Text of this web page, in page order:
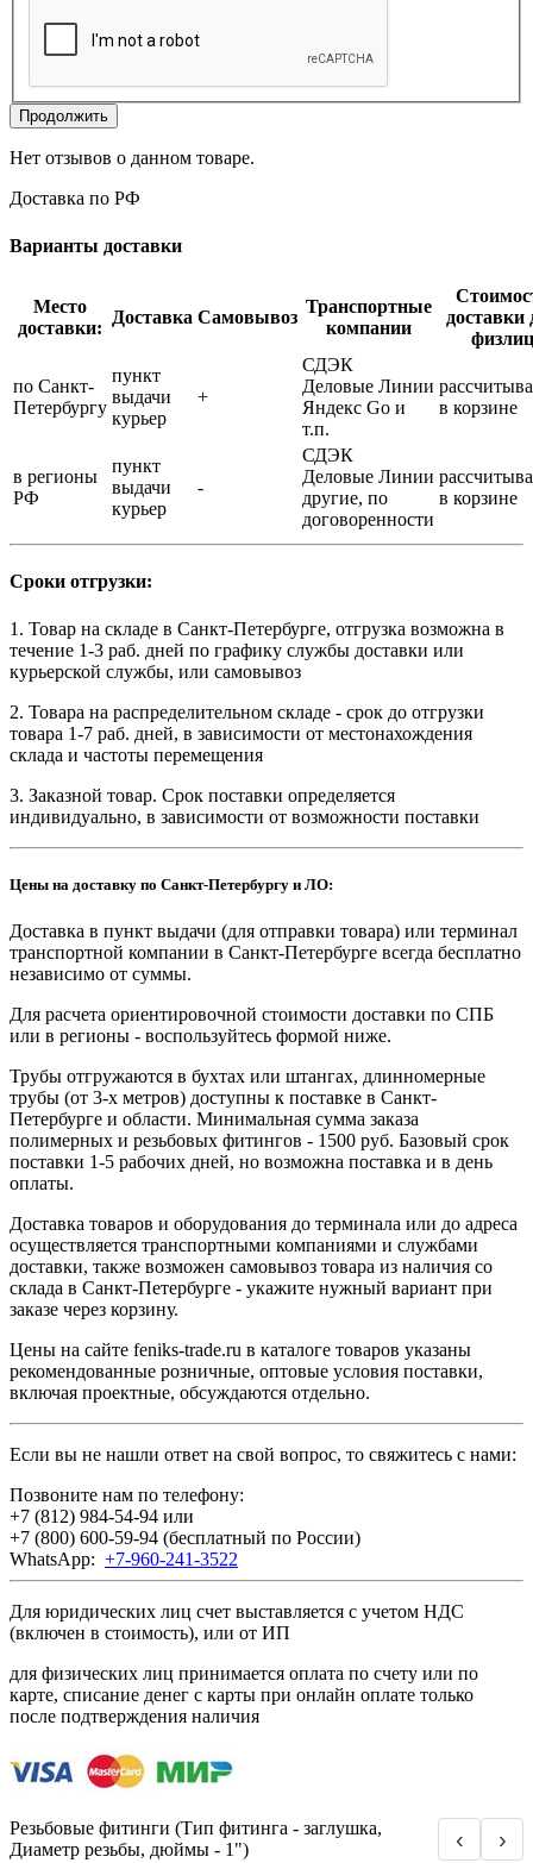
Продолжить
Нет отзывов о данном товаре.
Доставка по РФ
Варианты доставки
Место
доставки:
Доставка Самовывоз
Транспортные
компании
доставки
физлиц
по Санкт-
Петербургу
пункт
выдачи
курьер
+
СДЭК
Деловые Линии
Яндекс Go и
т.п.
в корзине
в регионы
РФ
пункт
выдачи
курьер
-
СДЭК
Деловые Линии
другие, по
договоренности
в корзине
Сроки отгрузки:
1. Товар на складе в Санкт-Петербурге, отгрузка возможна в
течение 1-3 раб. дней по графику службы доставки или
курьерской службы, или самовывоз
2. Товара на распределительном складе - срок до отгрузки
товара 1-7 раб. дней, в зависимости от местонахождения
склада и частоты перемещения
3. Заказной товар. Срок поставки определяется
индивидуально, в зависимости от возможности поставки
Цены на доставку по Санкт-Петербургу и ЛО:
Доставка в пункт выдачи (для отправки товара) или терминал
транспортной компании в Санкт-Петербурге всегда бесплатно
независимо от суммы.
Для расчета ориентировочной стоимости доставки по СПБ
или в регионы - воспользуйтесь формой ниже.
Трубы отгружаются в бухтах или штангах, длинномерные
трубы (от 3-х метров) доступны к поставке в Санкт-
Петербурге и области. Минимальная сумма заказа
полимерных и резьбовых фитингов - 1500 руб. Базовый срок
поставки 1-5 рабочих дней, но возможна поставка и в день
оплаты.
Доставка товаров и оборудования до терминала или до адреса
осуществляется транспортными компаниями и службами
доставки, также возможен самовывоз товара из наличия со
склада в Санкт-Петербурге - укажите нужный вариант при
заказе через корзину.
Цены на сайте feniks-trade.ru в каталоге товаров указаны
рекомендованные розничные, оптовые условия поставки,
включая проектные, обсуждаются отдельно.
Если вы не нашли ответ на свой вопрос, то свяжитесь с нами:
Позвоните нам по телефону:
+7 (812) 984-54-94 или
+7 (800) 600-59-94 (бесплатный по России)
WhatsApp: +7-960-241-3522
Для юридических лиц счет выставляется с учетом НДС
(включен в стоимость), или от ИП
для физических лиц принимается оплата по счету или по
карте, списание денег с карты при онлайн оплате только
после подтверждения наличия
Резьбовые фитинги (Тип фитинга - заглушка,
Диаметр резьбы, дюймы - 1")
‹ ›